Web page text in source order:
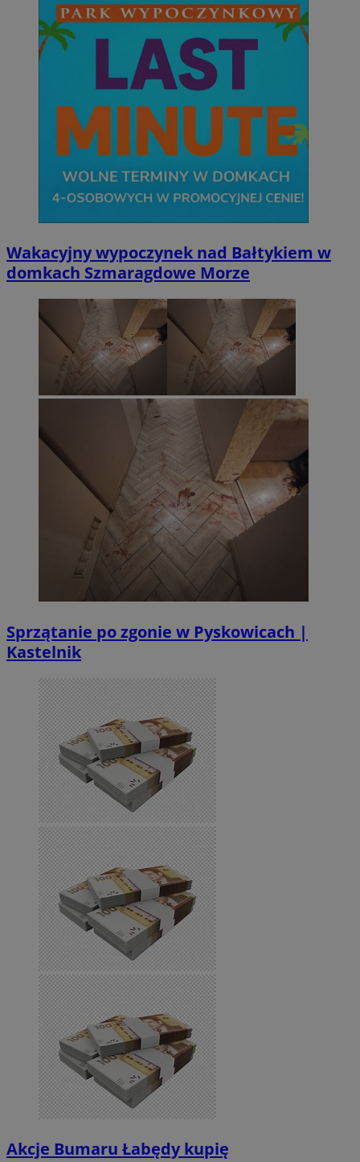
Wakacyjny wypoczynek nad Bałtykiem w
domkach Szmaragdowe Morze
Sprzątanie po zgonie w Pyskowicach |
Kastelnik
Akcje Bumaru Łabędy kupię